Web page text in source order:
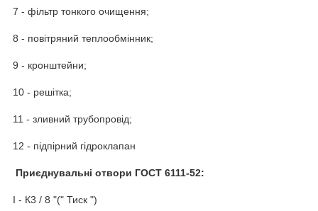
7 - фільтр тонкого очищення;
8 - повітряний теплообмінник;
9 - кронштейни;
10 - решітка;
11 - зливний трубопровід;
12 - підпірний гідроклапан
Приєднувальні отвори ГОСТ 6111-52:
I - К3 / 8 "(" Тиск ")